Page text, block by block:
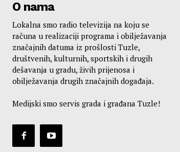
O nama
Lokalna smo radio televizija na koju se
računa u realizaciji programa i obilježavanja
značajnih datuma iz prošlosti Tuzle,
društvenih, kulturnih, sportskih i drugih
dešavanja u gradu, živih prijenosa i
obilježavanja drugih značajnih događaja.
Medijski smo servis grada i građana Tuzle!